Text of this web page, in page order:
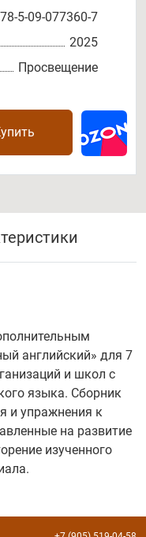
5-09-077360-7
2025
Просвещение
английский» для 7
и школ с
языка. Сборник
и упражнения к
на развитие
изученного